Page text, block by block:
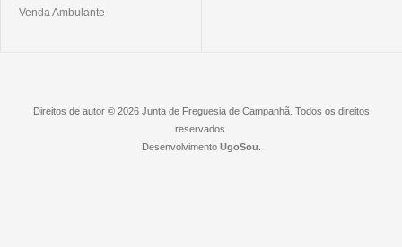
Venda Ambulante
Direitos de autor © 2026 Junta de Freguesia de Campanhã. Todos os direitos
reservados.
Desenvolvimento UgoSou